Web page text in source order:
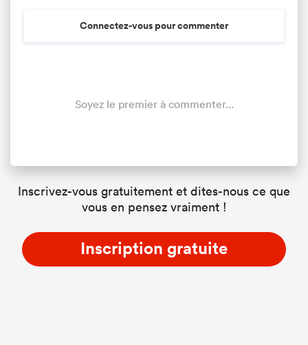
Connectez-vous pour commenter
Soyez le premier à commenter...
Inscrivez-vous gratuitement et dites-nous ce que
vous en pensez vraiment !
Inscription gratuite